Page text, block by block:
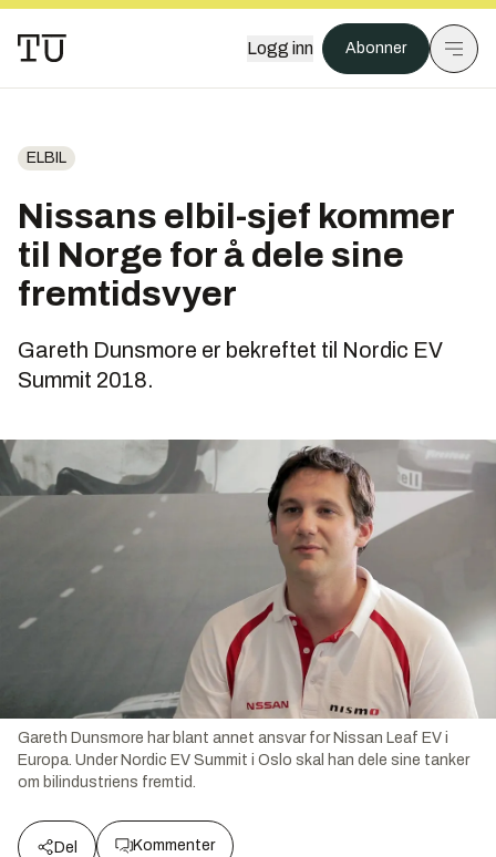
Logg inn Abonner
ELBIL
Nissans elbil-sjef kommer
til Norge for å dele sine
fremtidsvyer
Gareth Dunsmore er bekreftet til Nordic EV
Summit 2018.
Gareth Dunsmore har blant annet ansvar for Nissan Leaf EV i
Europa. Under Nordic EV Summit i Oslo skal han dele sine tanker
om bilindustriens fremtid.
Del Kommenter